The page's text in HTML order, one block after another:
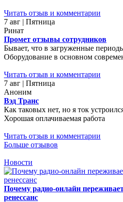
Читать отзыв и комментарии
7 авг | Пятница
Ринат
Промет отзывы сотрудников
Бывает, что в загруженные
Оборудование в основном
Читать отзыв и комментарии
7 авг | Пятница
Аноним
Вэд Транс
Как таковых нет, но я ток
Хорошая оплачиваемая работа
Читать отзыв и комментарии
Больше отзывов
Новости
Почему радио-онлайн
ренессанс